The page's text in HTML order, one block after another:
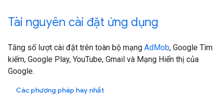
Tài nguyên cài đặt ứng dụng
Tăng số lượt cài đặt trên toàn bộ mạng AdMob, Google Tìm
kiếm, Google Play, YouTube, Gmail và Mạng Hiển thị của
Google.
Các phương pháp hay nhất